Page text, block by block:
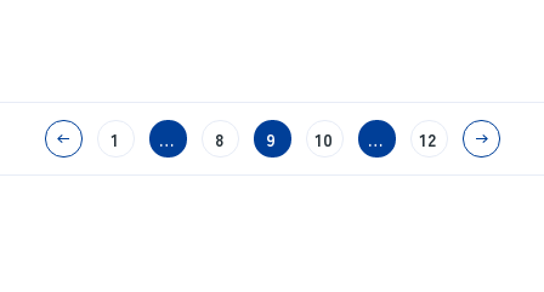
1 … 8 9 10 … 12